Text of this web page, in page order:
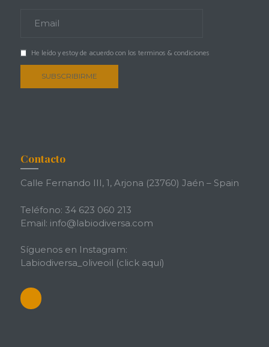
He leído y estoy de acuerdo con los terminos & condiciones
Contacto
Calle Fernando III, 1, Arjona (23760) Jaén – Spain
Teléfono: 34 623 060 213
Email: info@labiodiversa.com
Síguenos en Instagram:
Labiodiversa_oliveoil (click aquí)